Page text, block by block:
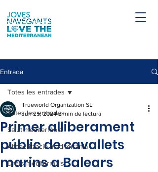
Entrada
Totes les entrades
Salut mediterrània
Alfabetització mediterrània
Drets mediterranis
Totes les entrades
Primer alliberament
públic de cavallets
marins a Balears
Trueworld Organization SL
Jun 25, 2024 2 min de lectura